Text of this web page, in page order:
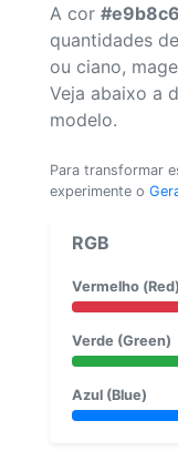
A cor #e9b8c6
quantidades
ou ciano,
Veja abaixo a
modelo.
Para transformar
experimente o
RGB
Vermelho (Red)
Verde (Green)
Azul (Blue)